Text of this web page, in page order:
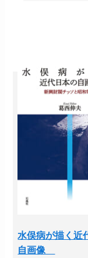
水俣病が描く近
自画像